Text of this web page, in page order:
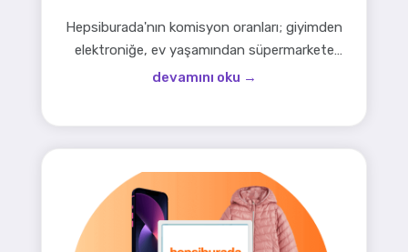
Hepsiburada'nın komisyon oranları; giyimden
elektroniğe, ev yaşamından süpermarkete
değişir. Jet Stok ile ürün komisyonlarını doğru
devamını oku →